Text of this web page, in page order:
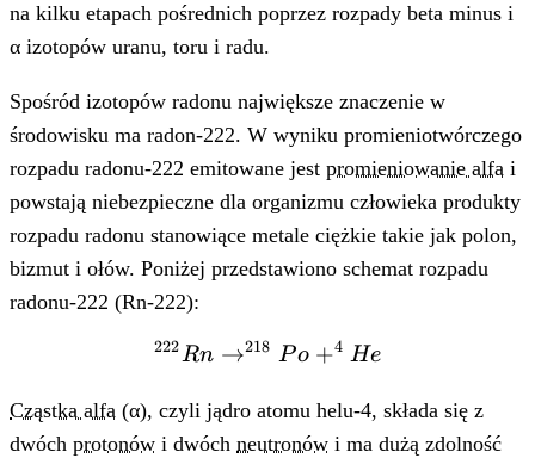
na kilku etapach pośrednich poprzez rozpady beta minus i
α izotopów uranu, toru i radu.
Spośród izotopów radonu największe znaczenie w
środowisku ma radon-222. W wyniku promieniotwórczego
rozpadu radonu-222 emitowane jest promieniowanie alfa i
powstają niebezpieczne dla organizmu człowieka produkty
rozpadu radonu stanowiące metale ciężkie takie jak polon,
bizmut i ołów. Poniżej przedstawiono schemat rozpadu
radonu-222 (Rn-222):
^{222}Rn
^{218}Po
+ ^{4}He
222Rn →218 Po +4 He
Cząstka alfa (α), czyli jądro atomu helu-4, składa się z
dwóch protonów i dwóch neutronów i ma dużą zdolność